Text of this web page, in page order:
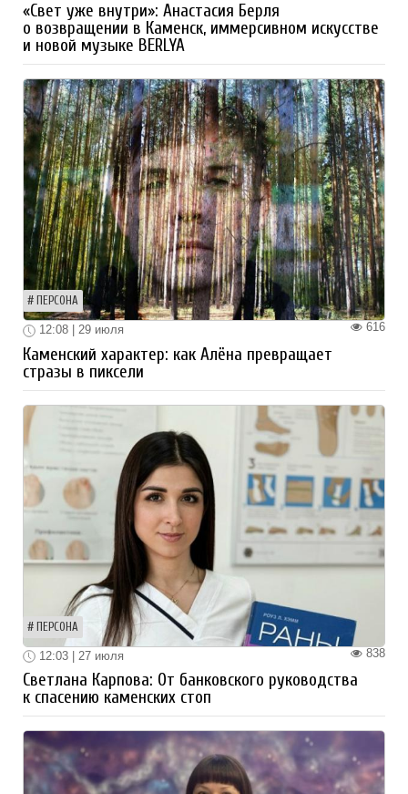
«Свет уже внутри»: Анастасия Берля
о возвращении в Каменск, иммерсивном искусстве
и новой музыке BERLYA
ПЕРСОНА
616
12:08 | 29 июля
Каменский характер: как Алёна превращает
стразы в пиксели
ПЕРСОНА
838
12:03 | 27 июля
Светлана Карпова: От банковского руководства
к спасению каменских стоп